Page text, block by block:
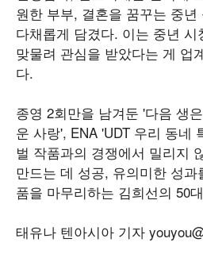
원한 부부, 결혼을 꿈꾸는 중
다채롭게 담겼다. 이는 중년
맞물려 관심을 받았다는 게 업
다.
종영 2회만을 남겨둔 '다음 생
운 사랑', ENA 'UDT 우리 동네
벌 작품과의 경쟁에서 밀리지
만드는 데 성공, 유의미한 성
품을 마무리하는 김희선의 50
태유나 텐아시아 기자